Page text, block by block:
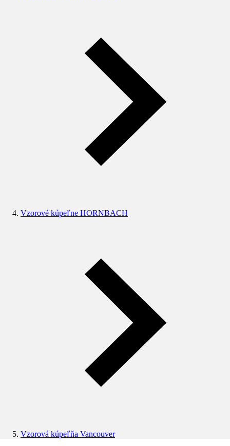
Vzorové kúpeľne HORNBACH
Vzorová kúpeľňa Vancouver